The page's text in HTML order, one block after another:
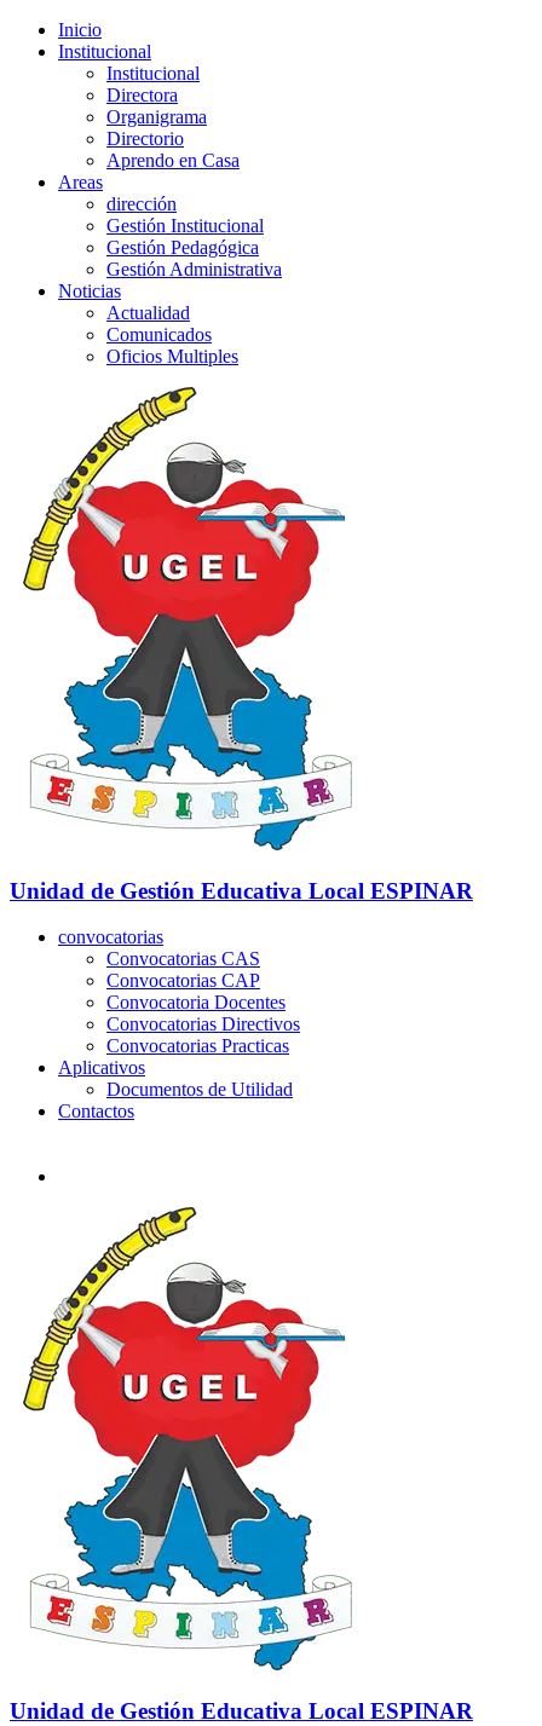
Inicio
Institucional
Institucional
Directora
Organigrama
Directorio
Aprendo en Casa
Areas
dirección
Gestión Institucional
Gestión Pedagógica
Gestión Administrativa
Noticias
Actualidad
Comunicados
Oficios Multiples
Unidad de Gestión Educativa Local ESPINAR
convocatorias
Convocatorias CAS
Convocatorias CAP
Convocatoria Docentes
Convocatorias Directivos
Convocatorias Practicas
Aplicativos
Documentos de Utilidad
Contactos
Unidad de Gestión Educativa Local ESPINAR